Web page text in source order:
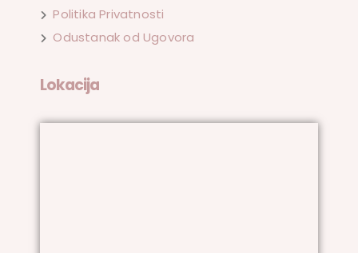
Politika Privatnosti
Odustanak od Ugovora
Lokacija